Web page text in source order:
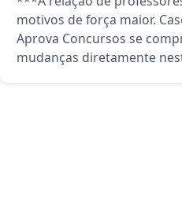
motivos de força maior.
Aprova Concursos se
mudanças diretamente